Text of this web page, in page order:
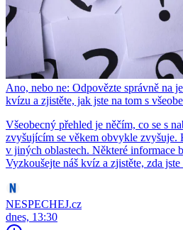
Ano, nebo ne: Odpovězte správně na
kvízu a zjistěte, jak jste na tom s
Všeobecný přehled je něčím, co se s
zvyšujícím se věkem obvykle zvyšuje.
v jiných oblastech. Některé informace
Vyzkoušejte náš kvíz a zjistěte, zda
NESPECHEJ.cz
dnes, 13:30